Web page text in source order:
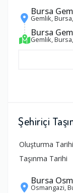
Bursa
Gemlik,
Bursa
Gemlik,
Şehiriçi
Oluşturma Tarihi
Taşınma Tarihi
Bursa
Osmangazi,